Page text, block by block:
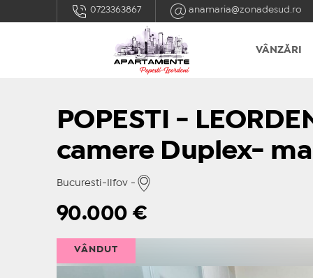
0723363867 anamaria@zonadesud.ro
VÂNZĂRI
POPESTI -
camere Duplex-
Bucuresti-Ilfov -
90.000€
VÂNDUT